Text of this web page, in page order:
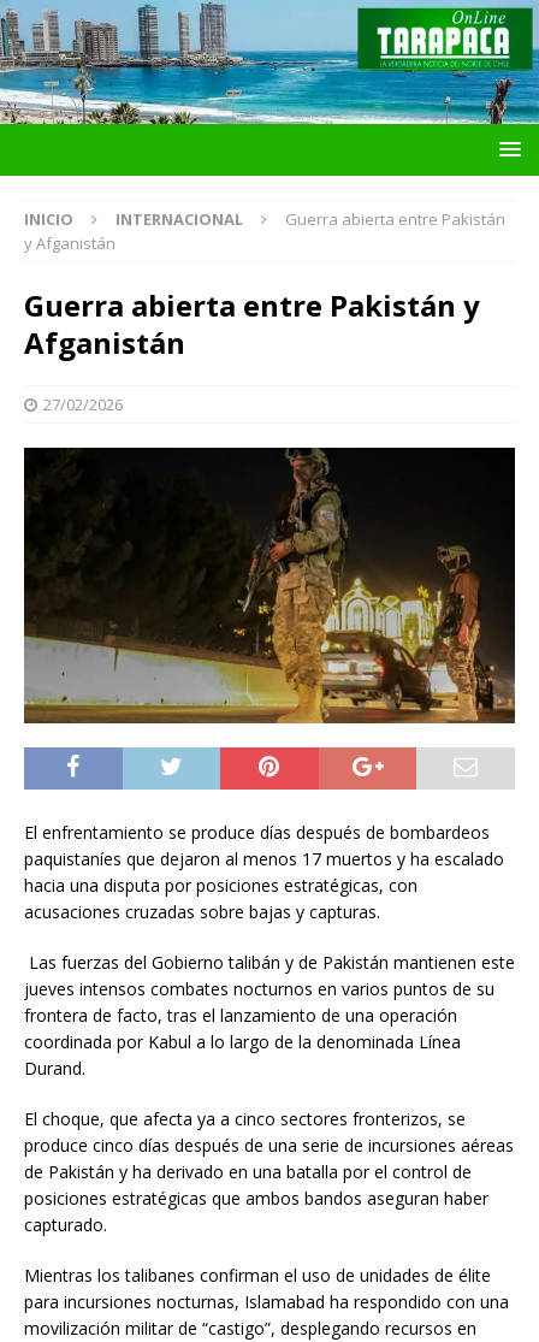
INICIO INTERNACIONAL
Guerra abierta entre Pakistán
y Afganistán
Guerra abierta entre Pakistán y
Afganistán
27/02/2026
El enfrentamiento se produce días después de bombardeos
paquistaníes que dejaron al menos 17 muertos y ha escalado
hacia una disputa por posiciones estratégicas, con
acusaciones cruzadas sobre bajas y capturas.
Las fuerzas del Gobierno talibán y de Pakistán mantienen este
jueves intensos combates nocturnos en varios puntos de su
frontera de facto, tras el lanzamiento de una operación
coordinada por Kabul a lo largo de la denominada Línea
Durand.
El choque, que afecta ya a cinco sectores fronterizos, se
produce cinco días después de una serie de incursiones aéreas
de Pakistán y ha derivado en una batalla por el control de
posiciones estratégicas que ambos bandos aseguran haber
capturado.
Mientras los talibanes confirman el uso de unidades de élite
para incursiones nocturnas, Islamabad ha respondido con una
movilización militar de “castigo”, desplegando recursos en